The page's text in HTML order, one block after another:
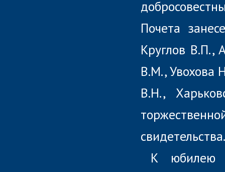
Почета
Круглов В.П.,
В.М., Увохова
В.Н.,
свидетельства.
К юбилею